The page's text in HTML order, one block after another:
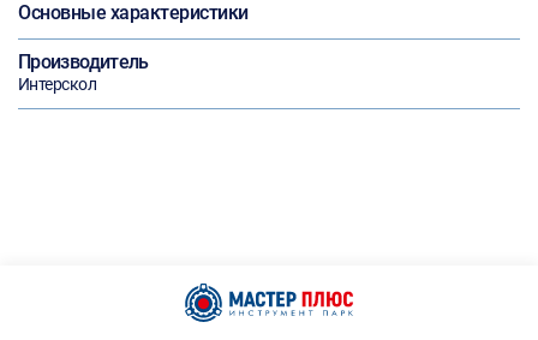
Основные характеристики
Производитель
Интерскол